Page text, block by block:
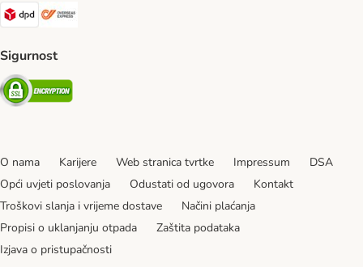
DPD Shipping Method
Sigurnost
Security
O nama Karijere Web stranica tvrtke Impressum
DSA
Opći uvjeti poslovanja
Odustati od ugovora
Kontakt
Troškovi slanja i vrijeme dostave
Načini plaćanja
Propisi o uklanjanju otpada
Zaštita podataka
Izjava o pristupačnosti